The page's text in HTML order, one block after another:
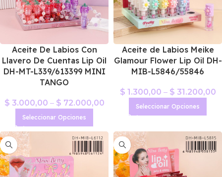
Aceite De Labios Con
Llavero De Cuentas Lip Oil
DH-MT-L339/613399 MINI
TANGO
$ 3.000,00 – $ 72.000,00
Seleccionar Opciones
Aceite de Labios Meike
Glamour Flower Lip Oil DH-
MIB-L5846/55846
$ 1.300,00 – $ 31.200,00
Seleccionar Opciones